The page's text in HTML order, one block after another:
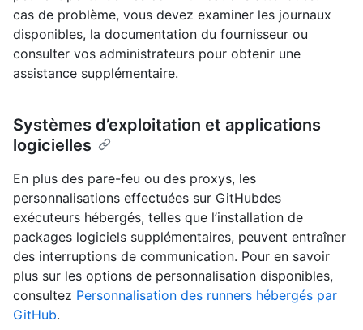
cas de problème, vous devez examiner les journaux
disponibles, la documentation du fournisseur ou
consulter vos administrateurs pour obtenir une
assistance supplémentaire.
Systèmes d’exploitation et applications
logicielles
En plus des pare-feu ou des proxys, les
personnalisations effectuées sur GitHubdes
exécuteurs hébergés, telles que l’installation de
packages logiciels supplémentaires, peuvent entraîner
des interruptions de communication. Pour en savoir
plus sur les options de personnalisation disponibles,
consultez Personnalisation des runners hébergés par
GitHub.